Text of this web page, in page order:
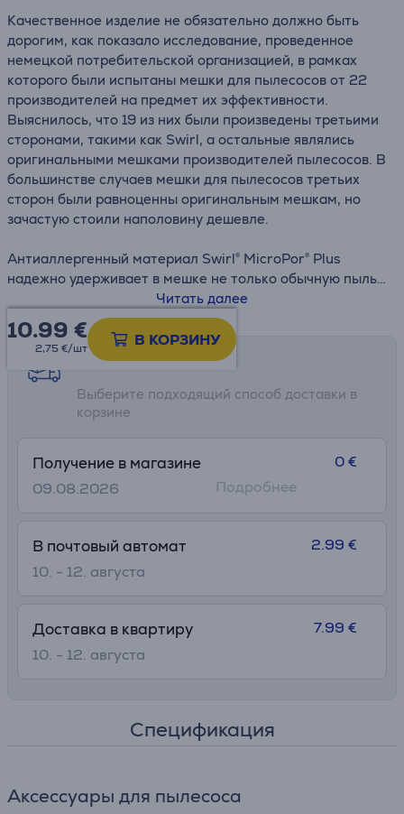
Качественное изделие не обязательно должно быть
дорогим, как показало исследование, проведенное
немецкой потребительской организацией, в рамках
которого были испытаны мешки для пылесосов от 22
производителей на предмет их эффективности.
Выяснилось, что 19 из них были произведены третьими
сторонами, такими как Swirl, а остальные являлись
оригинальными мешками производителей пылесосов. В
большинстве случаев мешки для пылесосов третьих
сторон были равноценны оригинальным мешкам, но
зачастую стоили наполовину дешевле.
Антиаллергенный материал Swirl® MicroPor® Plus
надежно удерживает в мешке не только обычную пыль,
но и мелкодисперсную пыль, содержащую пыльцу,
споры плесневых грибов и бактерии. Для людей,
страдающих аллергией, это означает избавление от
аллергенных частиц, содержащихся в воздухе. Система
AntiBac сокращает рост бактерий на разных слоях
мешка и надежно удерживает домашнюю пыль и
аллергенную мелкую пыль внутри. Застежка Dirtlock®
удаляете мешок для пыли, специальный механизм
надежно удерживает пыль там, где она и должна быть –
внутри мешка.
Читать далее
10.99 €
2,75 €/шт В КОРЗИНУ
Возможности доставки
Выберите подходящий способ доставки в
корзине
Получение в магазине
09.08.2026
0 €
Подробнее
В почтовый автомат
10. - 12. августа
2.99 €
Доставка в квартиру
10. - 12. августа
7.99 €
Спецификация
Аксессуары для пылесоса